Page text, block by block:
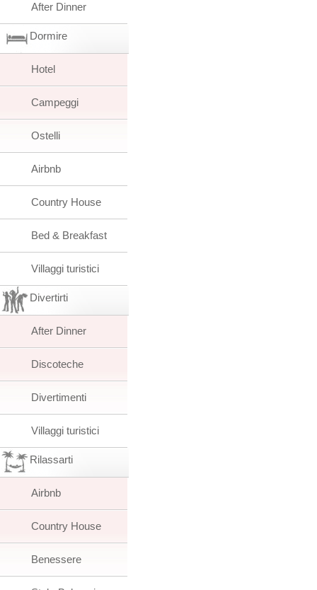
After Dinner
Dormire
Hotel
Campeggi
Ostelli
Airbnb
Country House
Bed & Breakfast
Villaggi turistici
Divertirti
After Dinner
Discoteche
Divertimenti
Villaggi turistici
Rilassarti
Airbnb
Country House
Benessere